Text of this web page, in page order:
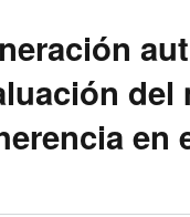
del
en